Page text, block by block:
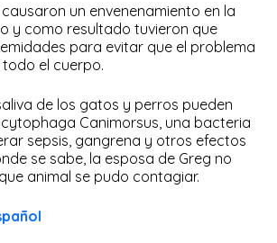
un envenenamiento en la
y como resultado tuvieron que
para evitar que el problema
el cuerpo.
de los gatos y perros pueden
Canimorsus, una bacteria
sepsis, gangrena y otros efectos
se sabe, la esposa de Greg no
animal se pudo contagiar.